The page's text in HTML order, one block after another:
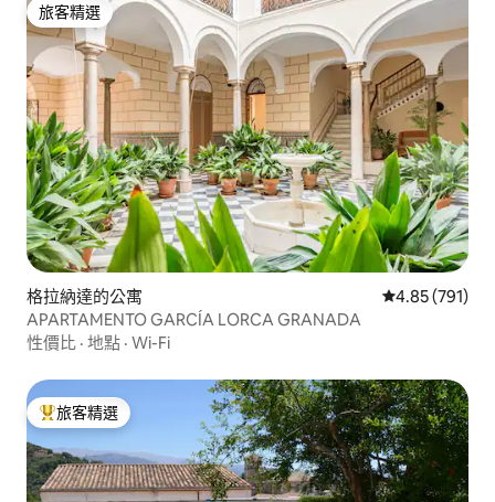
旅客精選
旅客精選
格拉納達的公寓 從 791 則評價
4.85 (791)
APARTAMENTO GARCÍA LORCA GRANADA
性價比 · 地點 · Wi-Fi
旅客精選榜首
旅客精選